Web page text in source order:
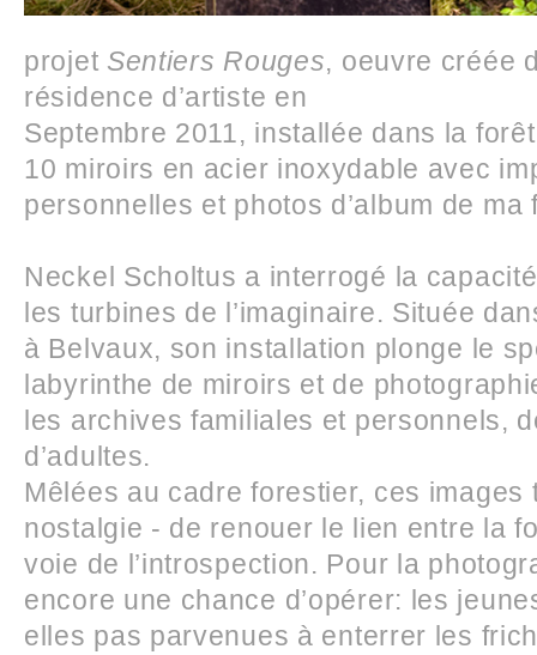
projet Sentiers Rouges, oeuvre créée
résidence d’artiste en
Septembre 2011, installée dans la
10 miroirs en acier inoxydable avec
personnelles et photos d’album de ma
Neckel Scholtus a interrogé la
les turbines de l’imaginaire. Située
à Belvaux, son installation plonge le
labyrinthe de miroirs et de
les archives familiales et personnels,
d’adultes.
Mêlées au cadre forestier, ces images
nostalgie - de renouer le lien entre la
voie de l’introspection. Pour la
encore une chance d’opérer: les
elles pas parvenues à enterrer les